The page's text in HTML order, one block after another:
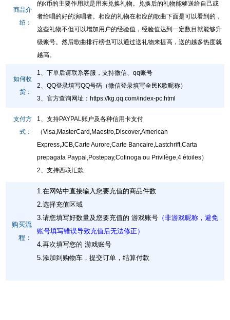
商品介
绍：
的k币的主要作用就是用来兑换礼物。兑换后的礼物能够送给自己或
者给唱的好的演唱者。相应的礼物在相应的歌曲下面是可以看到的，
这些礼物不但可以增加用户的经验值，经验值达到一定数目就能够升
级账号。然后歌曲排行榜也可以通过送礼物来提高，送的越多热度就
越高。
如何收
货：
1、下单后请联系客服，支持微信、qq账号
2、QQ登录填写QQ号码（微信登录填写全民K歌昵称）
3、官方查询网址 ： https://kg.qq.com/index-pc.html
支付方
式：
1、支持PAYPAL账户及各种信用卡支付
（Visa,MasterCard,Maestro,Discover,American
Express,JCB,Carte Aurore,Carte Bancaire,Lastchrift,Carta
prepagata Paypal,Postepay,Cofinoga ou Privilège,4 étoiles）
2、支持西联汇款
购买流
程：
1.在网站中直接输入您要充值的商品件数
2.选择充值区域
3.请您填写好数量及您要充值的 游戏账号 （非游戏昵称，避免
账号填写错误导致充值后无法修正）
4.再次填写您的 游戏账号
5.添加到购物车，提交订单，结算付款